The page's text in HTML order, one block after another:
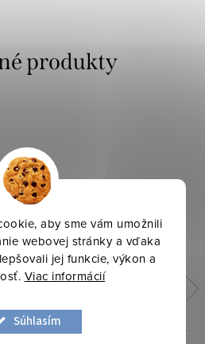
aby sme vám umožnili
webovej stránky a vďaka
jej funkcie, výkon a
Viac informácií
SúhlasímPREHOZ NA POSTEĽ SOFIA